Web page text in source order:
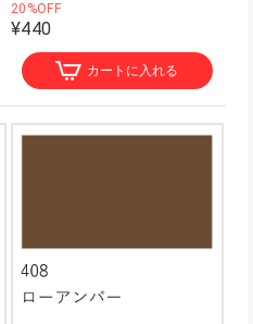
20%OFF
¥440
カートに入れる